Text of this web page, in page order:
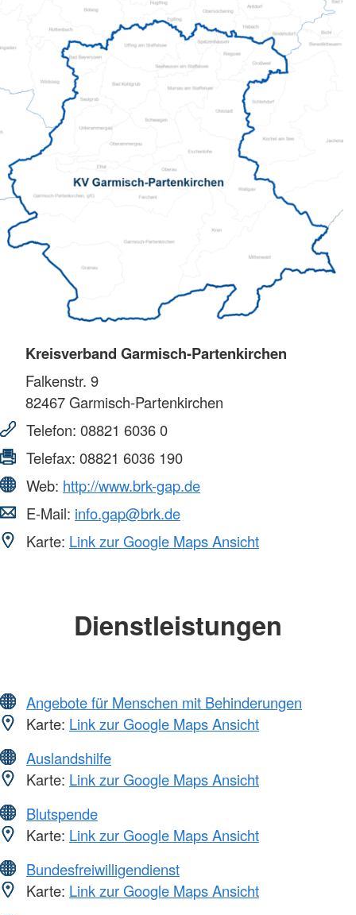
Kreisverband Garmisch-Partenkirchen
Falkenstr. 9
82467Garmisch-Partenkirchen
Telefon: 08821 6036 0
Telefax: 08821 6036 190
Web: http://www.brk-gap.de
E-Mail: info.gap@brk.de
Karte: Link zur Google Maps Ansicht
Dienstleistungen
Angebote für Menschen mit Behinderungen
Karte: Link zur Google Maps Ansicht
Auslandshilfe
Karte: Link zur Google Maps Ansicht
Blutspende
Karte: Link zur Google Maps Ansicht
Bundesfreiwilligendienst
Karte: Link zur Google Maps Ansicht